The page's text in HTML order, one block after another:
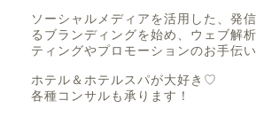
ソーシャルメディアを活用した、発
るブランディングを始め、ウェブ解
ティングやプロモーションのお手伝
ホテル＆ホテルスパが大好き♡
各種コンサルも承ります！